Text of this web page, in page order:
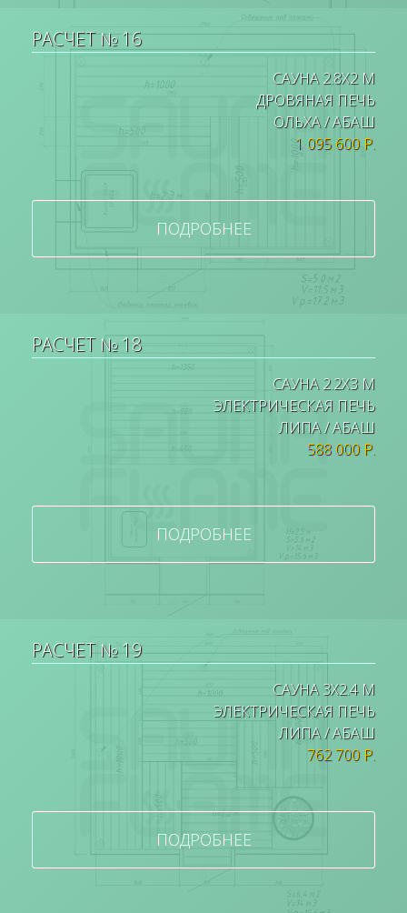
РАСЧЕТ № 16
САУНА 2.8Х2 М
ДРОВЯНАЯ ПЕЧЬ
ОЛЬХА / АБАШ
1 095 600 Р.
ПОДРОБНЕЕ
РАСЧЕТ № 18
САУНА 2.2Х3 М
ЭЛЕКТРИЧЕСКАЯ ПЕЧЬ
ЛИПА / АБАШ
588 000 Р.
ПОДРОБНЕЕ
РАСЧЕТ № 19
САУНА 3Х2.4 М
ЭЛЕКТРИЧЕСКАЯ ПЕЧЬ
ЛИПА / АБАШ
762 700 Р.
ПОДРОБНЕЕ